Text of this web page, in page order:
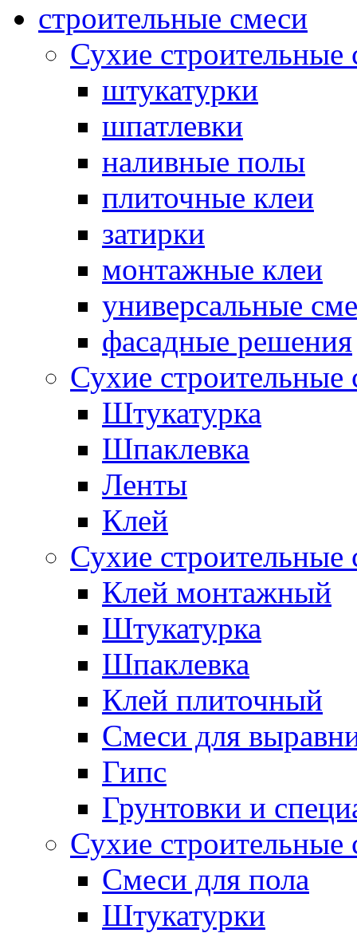
строительные смеси
Сухие строительные
штукатурки
шпатлевки
наливные полы
плиточные клеи
затирки
монтажные клеи
универсальные
фасадные решения
Сухие
Штукатурка
Шпаклевка
Ленты
Клей
Сухие
Клей монтажный
Штукатурка
Шпаклевка
Клей плиточный
Смеси для
Гипс
Грунтовки и
Сухие
Смеси для пола
Штукатурки